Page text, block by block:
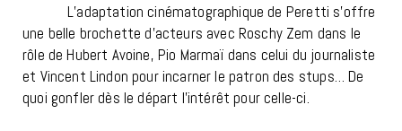
L’adaptation cinématographique de Peretti s’offre
une belle brochette d’acteurs avec Roschy Zem dans le
rôle de Hubert Avoine, Pio Marmaï dans celui du journaliste
et Vincent Lindon pour incarner le patron des stups… De
quoi gonfler dès le départ l’intérêt pour celle-ci.